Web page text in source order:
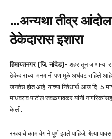
…अन्यथा तीव्र
ठेकेदारास इशारा
हिमायतनगर (जि. नांदेड)- शहरातून जाणाऱ्या
ठेकेदाराच्या मनमानी पणामुळे अर्धवट राहिले
जनतेस होत आहे. याच्या निषेधार्थ आज दि. 5
माधवराव पाटील जवळगावकर यांनी
केली.
रस्त्याचे काम वेगाने पूर्ण झाले पाहिजे. येत्या